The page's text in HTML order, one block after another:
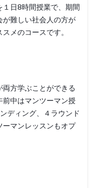
１日8時間授業で、期間
難しい社会人の方が
メのコースです。
方学ぶことができる
中はマンツーマン授
ディング、４ラウンド
マンレッスンもオプ